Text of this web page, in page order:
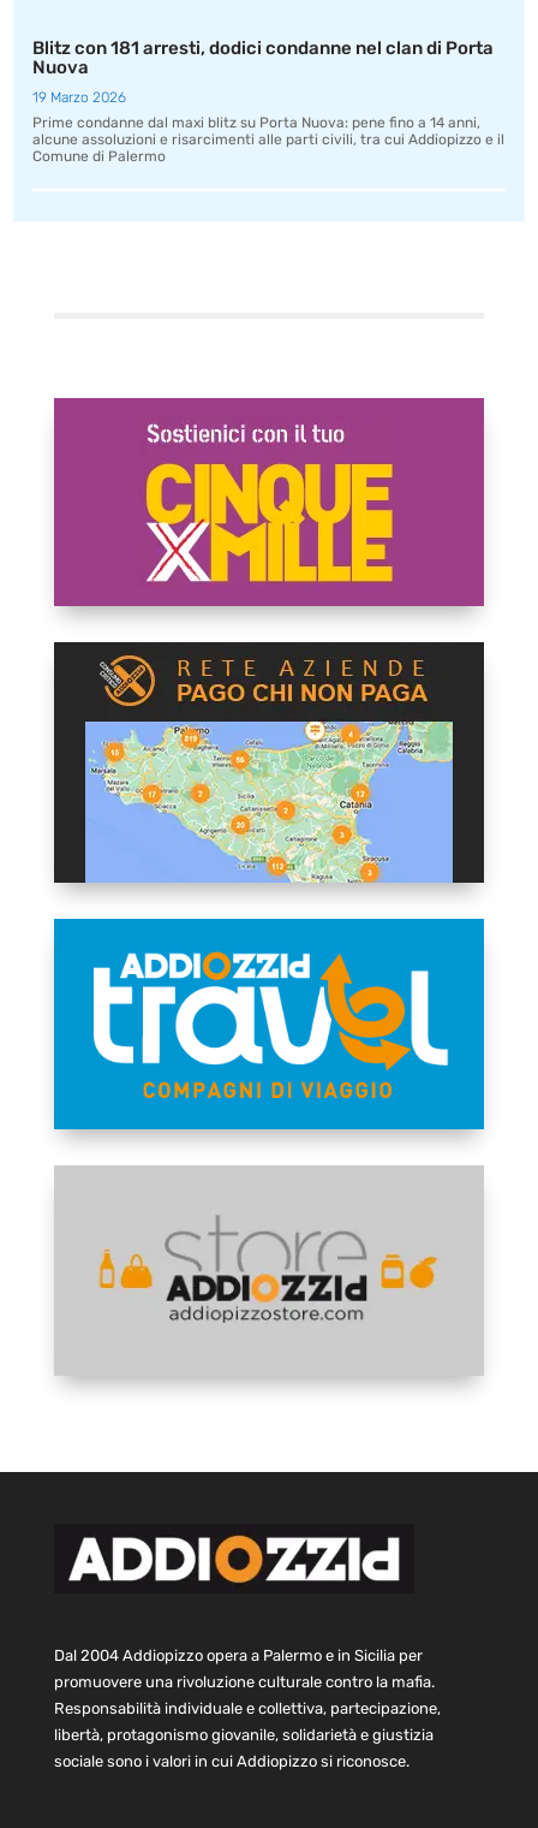
Blitz con 181 arresti, dodici condanne nel clan di Porta
Nuova
19 Marzo 2026
Prime condanne dal maxi blitz su Porta Nuova: pene fino a 14 anni,
alcune assoluzioni e risarcimenti alle parti civili, tra cui Addiopizzo e il
Comune di Palermo
Dal 2004 Addiopizzo opera a Palermo e in Sicilia per
promuovere una rivoluzione culturale contro la mafia.
Responsabilità individuale e collettiva, partecipazione,
libertà, protagonismo giovanile, solidarietà e giustizia
sociale sono i valori in cui Addiopizzo si riconosce.